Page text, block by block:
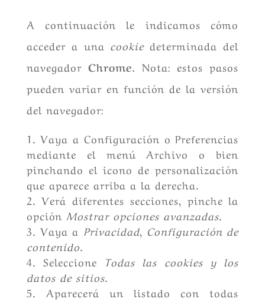
A continuación le indicamos cómo
acceder a una cookie determinada del
navegador Chrome . Nota: estos pasos
pueden variar en función de la versión
del navegador:
Vaya a Configuración o Preferencias
mediante el menú Archivo o bien
pinchando el icono de personalización
que aparece arriba a la derecha.
Verá diferentes secciones, pinche la
opción Mostrar opciones avanzadas.
Vaya a Privacidad, Configuración de
contenido
Seleccione
Todas las cookies y los
datos de sitios.
Aparecerá un listado con todas